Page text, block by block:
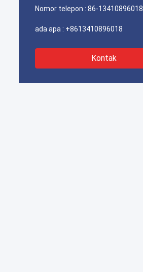
Nomor telepon : 86-13410896018
ada apa : +8613410896018
Kontak